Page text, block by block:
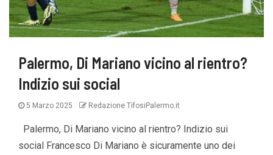
Palermo, Di Mariano vicino al rientro?
Indizio sui social
5 Marzo 2025 Redazione TifosiPalermo.it
Palermo, Di Mariano vicino al rientro? Indizio sui
social Francesco Di Mariano è sicuramente uno dei